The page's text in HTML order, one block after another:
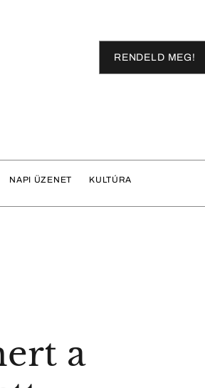
RENDELD MEG!
NAPI ÜZENET KULTÚRA
a